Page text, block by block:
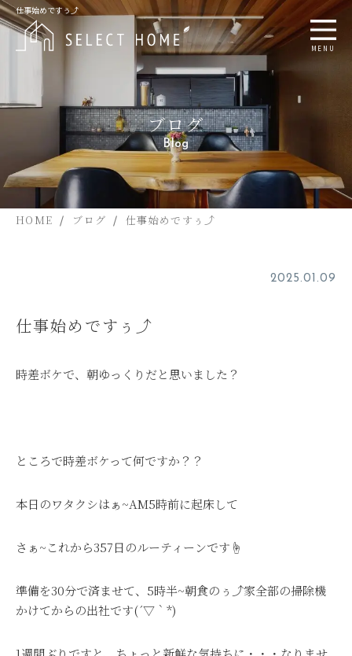
仕事始めですぅ⤴
MENU
ブログ
Blog
HOME ブログ 仕事始めですぅ⤴
2025.01.09
仕事始めですぅ⤴
時差ボケで、朝ゆっくりだと思いました？
ところで時差ボケって何ですか？？
本日のワタクシはぁ~AM5時前に起床して
さぁ~これから357日のルーティーンです☝
準備を30分で済ませて、5時半~朝食のぅ⤴家全部の掃除機
かけてからの出社です(´▽｀*)